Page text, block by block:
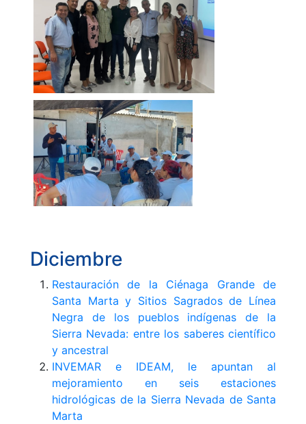
Diciembre
Restauración de la Ciénaga Grande de
Santa Marta y Sitios Sagrados de Línea
Negra de los pueblos indígenas de la
Sierra Nevada: entre los saberes científico
y ancestral
INVEMAR e IDEAM, le apuntan al
mejoramiento en seis estaciones
hidrológicas de la Sierra Nevada de Santa
Marta